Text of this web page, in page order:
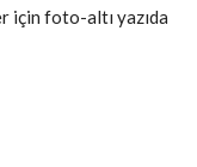
için foto-altı yazıda